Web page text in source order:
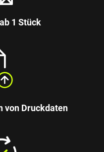
1 Stück
von Druckdaten